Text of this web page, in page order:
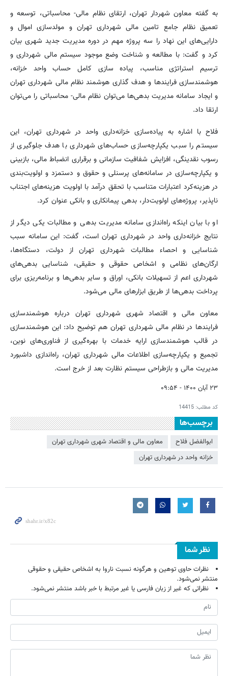
به گفته معاون شهردار تهران، ارتقای نظام مالی- محاسباتی، توسعه و
تعمیق نظام جامع تامین مالی شهرداری تهران و مولدسازی اموال و
دارایی‌های این نهاد را سه پروژه مهم در دوره مدیریت جدید شهری بیان
کرد و گفت: با مطالعه و شناخت وضع موجود سیستم مالی شهرداری و
ترسیم استراتژی مناسب، پیاده سازی کامل حساب واحد خزانه،
هوشمندسازی فرایندها و هدف گذاری هوشمند نظام مالی شهرداری تهران
و ایجاد سامانه مدیریت بدهی‌ها می‌توان نظام مالی- محاسباتی را می‌توان
ارتقا داد.
فلاح با اشاره به پیاده‌سازی خزانه‌داری واحد در شهرداری تهران، این
سیستم را سبب یکپارچه‌سازی حساب‌های شهرداری با هدف جلوگیری از
رسوب نقدینگی، افزایش شفافیت سازمانی و برقراری انضباط مالی، بازبینی
و یکپارچه‌سازی در سامانه‌های پرسنلی و حقوق و دستمزد و اولویت‌بندی
در هزینه‌کرد اعتبارات متناسب با تحقق درآمد با اولویت هزینه‌های اجتناب
ناپذیر، پروژه‌های اولویت‌دار، بدهی پیمانکاری و بانکی عنوان کرد.
او با بیان اینکه راه‌اندازی سامانه مدیریت بدهی و مطالبات یکی دیگر از
نتایج خزانه‌داری واحد در شهرداری تهران است، گفت: این سامانه سبب
شناسایی و احصاء مطالبات شهرداری تهران از دولت، دستگاه‌ها،
ارگان‌های نظامی و اشخاص حقوقی و حقیقی، شناسایی بدهی‌های
شهرداری اعم از تسهیلات بانکی، اوراق و سایر بدهی‌ها و برنامه‌ریزی برای
پرداخت بدهی‌ها از طریق ابزارهای مالی می‌شود.
معاون مالی و اقتصاد شهری شهرداری تهران درباره هوشمندسازی
فرایندها در نظام مالی شهرداری تهران هم توضیح داد: این هوشمندسازی
در قالب هوشمندسازی ارایه خدمات با بهره‌گیری از فناوری‌های نوین،
تجمیع و یکپارچه‌سازی اطلاعات مالی شهرداری تهران، راه‌اندازی داشبورد
مدیریت مالی و بازطراحی سیستم نظارت بعد از خرج است.
۲۳ آبان ۱۴۰۰ - ۰۹:۵۴
کد مطلب: 14415
برچسب‌ها
ابوالفضل فلاح
معاون مالی و اقتصاد شهری شهرداری تهران
خزانه واحد در شهرداری تهران
نظر شما
نظرات حاوی توهین و هرگونه نسبت ناروا به اشخاص حقیقی و حقوقی
منتشر نمی‌شود.
نظراتی که غیر از زبان فارسی یا غیر مرتبط با خبر باشد منتشر نمی‌شود.